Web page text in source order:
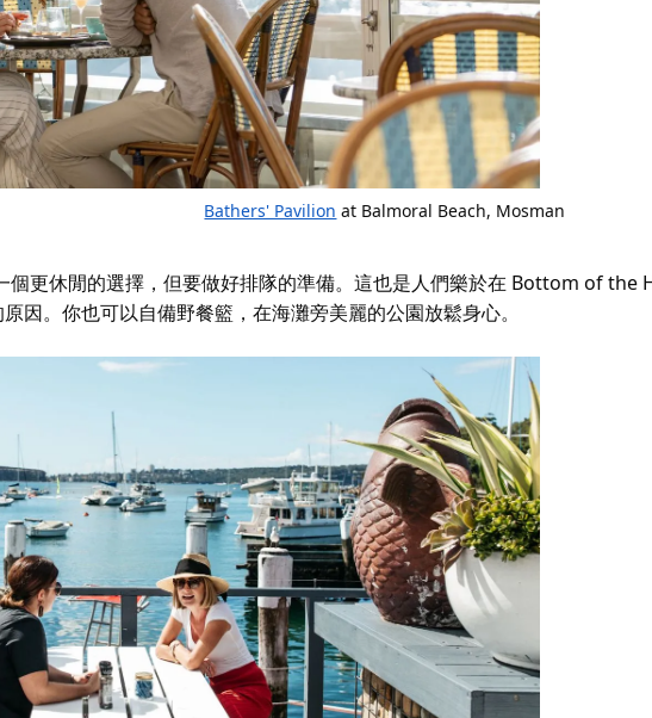
Bathers' Pavilion at Balmoral Beach, Mosman
個更休閒的選擇，但要做好排隊的準備。這也是人們樂於在 Bottom of the
因。你也可以自備野餐籃，在海灘旁美麗的公園放鬆身心。